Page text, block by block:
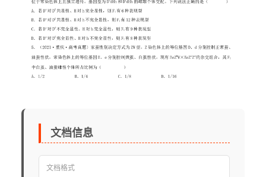
文档信息
文档格式